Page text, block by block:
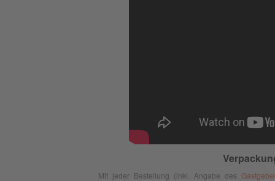
Mit jeder Bestellung (inkl. Angabe des